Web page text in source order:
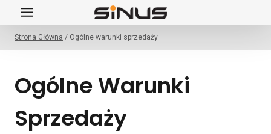
Przejdź
do
treściStrona Główna / Ogólne warunki sprzedaży
Ogólne Warunki
Sprzedaży